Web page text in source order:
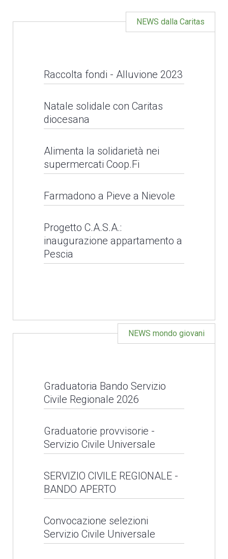
NEWS dalla Caritas
Raccolta fondi - Alluvione 2023
Raccolta fondi -
Alluvione 2023
LEGGI NEWS
Natale solidale con Caritas
diocesana
LEGGI NEWS
Alimenta la solidarietà nei
supermercati Coop.Fi
Alimenta la solidarietà
Coop.Fi
LEGGI NEWS
Farmadono a Pieve a Nievole
Farmadono a Pieve a
Nievole
Progetto C.A.S.A.:
inaugurazione appartamento a
Pescia
Progetto C.A.S.A.:
inaugurazione
appartamento a Pescia
LEGGI NEWS
NEWS mondo giovani
Graduatoria Bando Servizio
Civile Regionale 2026
Graduatoria Bando
Servizio Civile
LEGGI NEWS
Graduatorie provvisorie -
Servizio Civile Universale
Graduatorie provvisorie
- Servizio Civile
LEGGI NEWS
SERVIZIO CIVILE REGIONALE -
BANDO APERTO
SERVIZIO CIVILE
REGIONALE - BANDO
Convocazione selezioni
Servizio Civile Universale